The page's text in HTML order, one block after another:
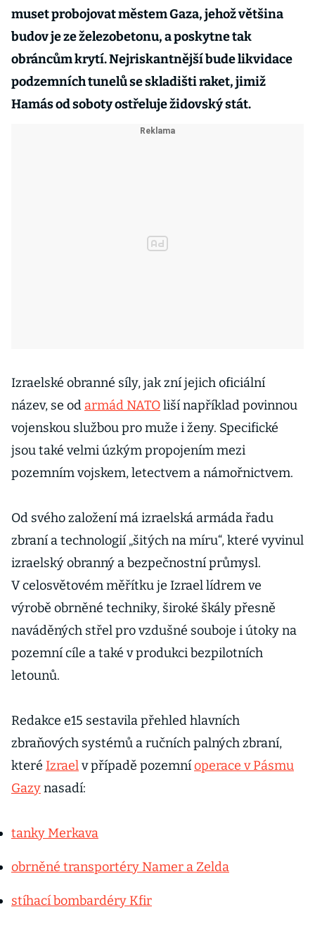
muset probojovat městem Gaza, jehož většina
budov je ze železobetonu, a poskytne tak
obráncům krytí. Nejriskantnější bude likvidace
podzemních tunelů se skladišti raket, jimiž
Hamás od soboty ostřeluje židovský stát.
Izraelské obranné síly, jak zní jejich oficiální
název, se od armád NATOliší například povinnou
vojenskou službou pro muže i ženy. Specifické
jsou také velmi úzkým propojením mezi
pozemním vojskem, letectvem a námořnictvem.
Od svého založení má izraelská armáda řadu
zbraní a technologií „šitých na míru“, které vyvinul
izraelský obranný a bezpečnostní průmysl.
V celosvětovém měřítku je Izrael lídrem ve
výrobě obrněné techniky, široké škály přesně
naváděných střel pro vzdušné souboje i útoky na
pozemní cíle a také v produkci bezpilotních
letounů.
Redakce e15 sestavila přehled hlavních
zbraňových systémů a ručních palných zbraní,
které Izraelv případě pozemníoperace v Pásmu
Gazynasadí:
tanky Merkava
obrněné transportéry Namer a Zelda
stíhací bombardéry Kfir